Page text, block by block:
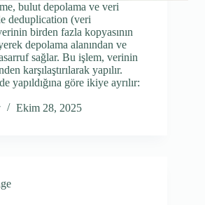
bulut depolama ve veri
deduplication (veri
birden fazla kopyasının
depolama alanından ve
sağlar. Bu işlem, verinin
karşılaştırılarak yapılır.
yapıldığına göre ikiye ayrılır:
Ekim 28, 2025